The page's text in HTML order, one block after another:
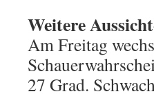
Weitere
Am Freitag
27 Grad.